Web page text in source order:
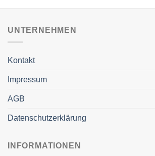
UNTERNEHMEN
Kontakt
Impressum
AGB
Datenschutzerklärung
INFORMATIONEN